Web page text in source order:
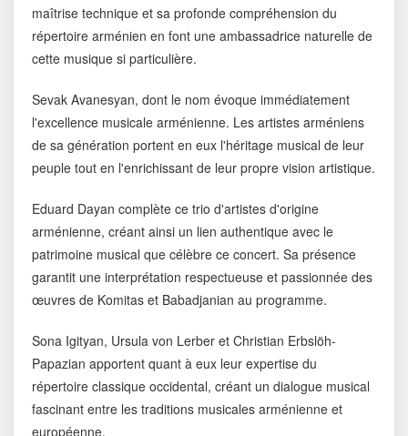
maîtrise technique et sa profonde compréhension du
répertoire arménien en font une ambassadrice naturelle de
cette musique si particulière.
Sevak Avanesyan, dont le nom évoque immédiatement
l'excellence musicale arménienne. Les artistes arméniens
de sa génération portent en eux l'héritage musical de leur
peuple tout en l'enrichissant de leur propre vision artistique.
Eduard Dayan complète ce trio d'artistes d'origine
arménienne, créant ainsi un lien authentique avec le
patrimoine musical que célèbre ce concert. Sa présence
garantit une interprétation respectueuse et passionnée des
œuvres de Komitas et Babadjanian au programme.
Sona Igityan, Ursula von Lerber et Christian Erbslöh-
Papazian apportent quant à eux leur expertise du
répertoire classique occidental, créant un dialogue musical
fascinant entre les traditions musicales arménienne et
européenne.